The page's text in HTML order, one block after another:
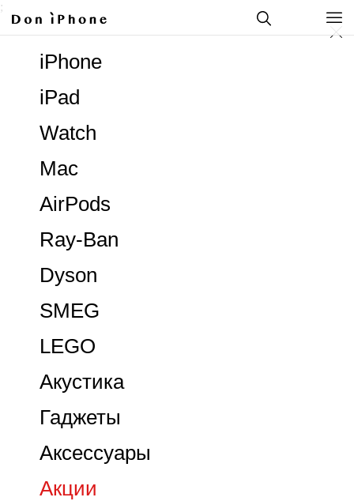
;
Акции
Аксессуары
Гаджеты
Акустика
Dyson
AirPods
Ray-Ban
LEGO
SMEG
Mac
Watch
iPad
iPhone